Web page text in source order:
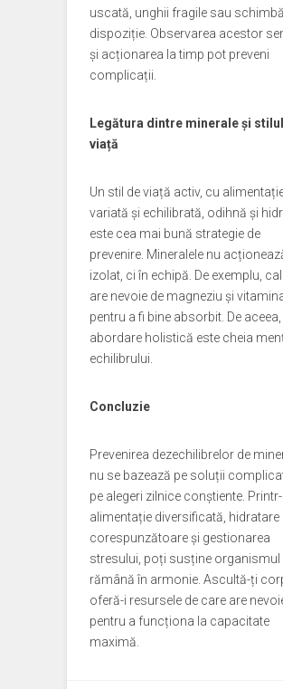
uscată, unghii fragile sau
dispoziție. Observarea acestor
și acționarea la timp pot preveni
complicații.
Legătura dintre minerale și
viață
Un stil de viață activ, cu
variată și echilibrată, odihnă și
este cea mai bună strategie de
prevenire. Mineralele nu
izolat, ci în echipă. De exemplu,
are nevoie de magneziu și
pentru a fi bine absorbit. De
abordare holistică este cheia
echilibrului.
Concluzie
Prevenirea dezechilibrelor de
nu se bazează pe soluții
pe alegeri zilnice conștiente.
alimentație diversificată, hidratare
corespunzătoare și gestionarea
stresului, poți susține organismul
rămână în armonie. Ascultă-ți
oferă-i resursele de care are
pentru a funcționa la capacitate
maximă.